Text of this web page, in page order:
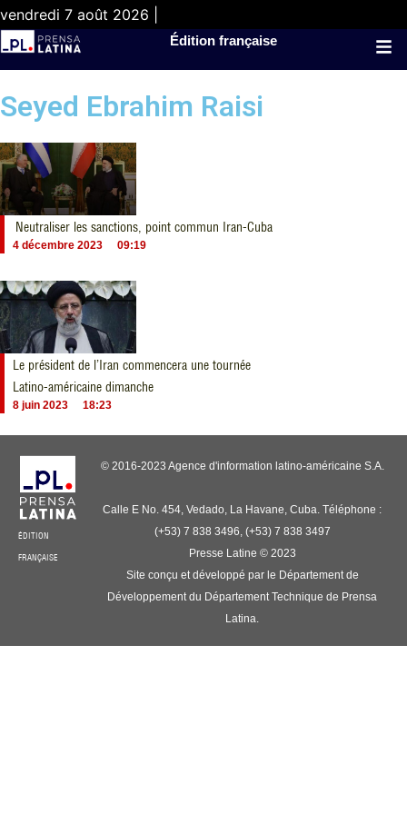
vendredi 7 août 2026 |
Édition française
Seyed Ebrahim Raisi
Neutraliser les sanctions, point commun Iran-Cuba
4 décembre 2023 09:19
Le président de l’Iran commencera une tournée
Latino-américaine dimanche
8 juin 2023 18:23
ÉDITION
FRANÇAISE
© 2016-2023 Agence d'information latino-américaine S.A.
Calle E No. 454, Vedado, La Havane, Cuba. Téléphone :
(+53) 7 838 3496, (+53) 7 838 3497
Presse Latine © 2023
Site conçu et développé par le Département de
Développement du Département Technique de Prensa
Latina.